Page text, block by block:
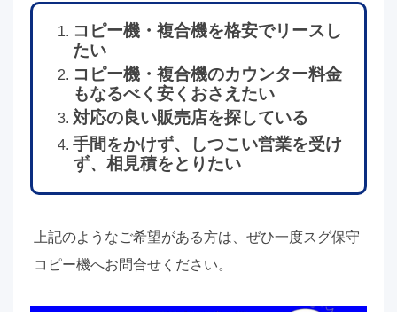
コピー機・複合機を格安でリースし
たい
コピー機・複合機のカウンター料金
もなるべく安くおさえたい
対応の良い販売店を探している
手間をかけず、しつこい営業を受け
ず、相見積をとりたい
上記のようなご希望がある方は、ぜひ一度スグ保守
コピー機へお問合せください。